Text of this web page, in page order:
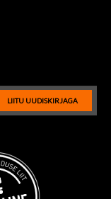
LIITU UUDISKIRJAGA